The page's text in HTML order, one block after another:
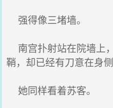
强得像三堵墙。
南宫扑射站在院墙上
鞘，却已经有刀意在身侧
她同样看着苏客。